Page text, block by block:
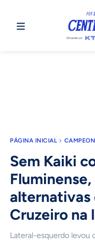
PÁGINA INICIAL
Sem Kaiki
alternativas
Cruzeiro na
Lateral-esquerdo levou